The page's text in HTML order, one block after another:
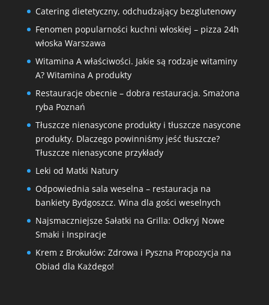
Catering dietetyczny, odchudzający bezglutenowy
Fenomen popularności kuchni włoskiej – pizza 24h
włoska Warszawa
Witamina A właściwości. Jakie są rodzaje witaminy
A? Witamina A produkty
Restauracje obecnie – dobra restauracja. Smażona
ryba Poznań
Tłuszcze nienasycone produkty i tłuszcze nasycone
produkty. Dlaczego powinniśmy jeść tłuszcze?
Tłuszcze nienasycone przykłady
Leki od Matki Natury
Odpowiednia sala weselna – restauracja na
bankiety Bydgoszcz. Wina dla gości weselnych
Najsmaczniejsze Sałatki na Grilla: Odkryj Nowe
Smaki i Inspiracje
Krem z Brokułów: Zdrowa i Pyszna Propozycja na
Obiad dla Każdego!